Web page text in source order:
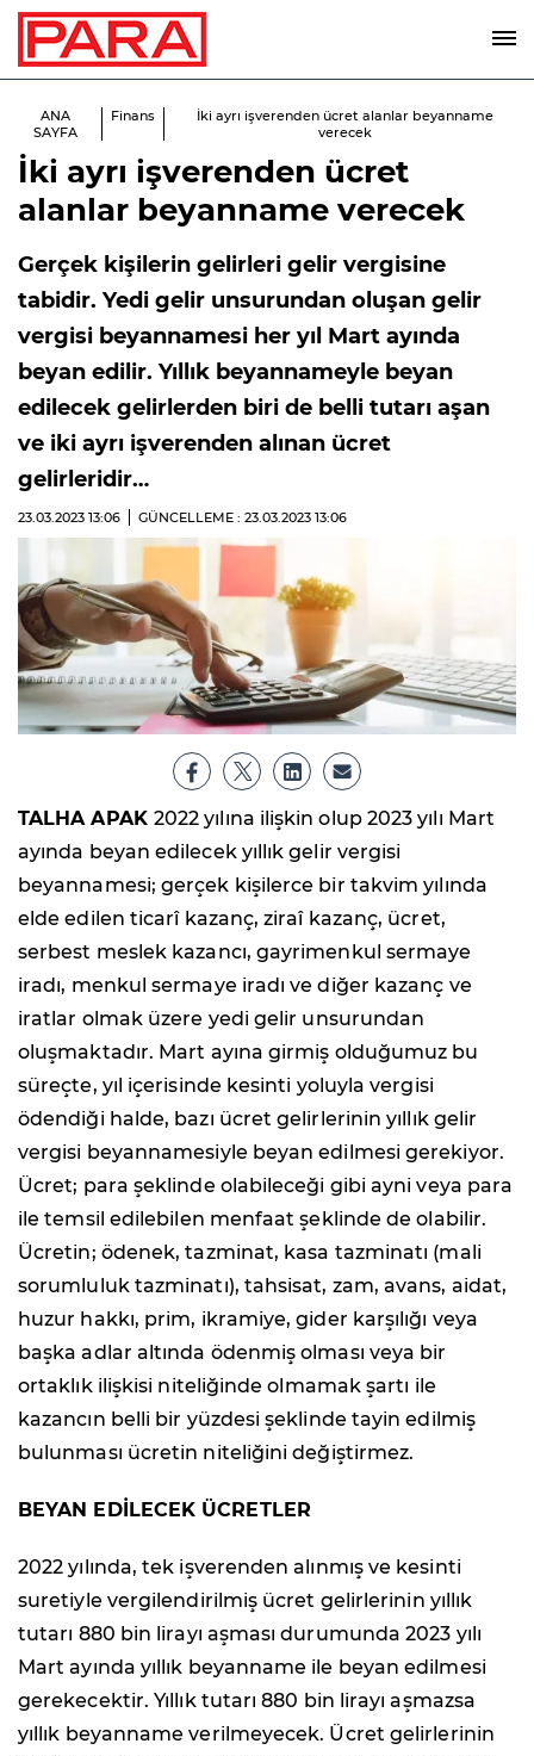
ANA
SAYFA
Finans
İki ayrı işverenden ücret alanlar beyanname
verecek
İki ayrı işverenden ücret
alanlar beyanname verecek
Gerçek kişilerin gelirleri gelir vergisine
tabidir. Yedi gelir unsurundan oluşan gelir
vergisi beyannamesi her yıl Mart ayında
beyan edilir. Yıllık beyannameyle beyan
edilecek gelirlerden biri de belli tutarı aşan
ve iki ayrı işverenden alınan ücret
gelirleridir…
23.03.2023 13:06 GÜNCELLEME : 23.03.2023 13:06
TALHA APAK 2022 yılına ilişkin olup 2023 yılı Mart
ayında beyan edilecek yıllık gelir vergisi
beyannamesi; gerçek kişilerce bir takvim yılında
elde edilen ticarî kazanç, ziraî kazanç, ücret,
serbest meslek kazancı, gayrimenkul sermaye
iradı, menkul sermaye iradı ve diğer kazanç ve
iratlar olmak üzere yedi gelir unsurundan
oluşmaktadır. Mart ayına girmiş olduğumuz bu
süreçte, yıl içerisinde kesinti yoluyla vergisi
ödendiği halde, bazı ücret gelirlerinin yıllık gelir
vergisi beyannamesiyle beyan edilmesi gerekiyor.
Ücret; para şeklinde olabileceği gibi ayni veya para
ile temsil edilebilen menfaat şeklinde de olabilir.
Ücretin; ödenek, tazminat, kasa tazminatı (mali
sorumluluk tazminatı), tahsisat, zam, avans, aidat,
huzur hakkı, prim, ikramiye, gider karşılığı veya
başka adlar altında ödenmiş olması veya bir
ortaklık ilişkisi niteliğinde olmamak şartı ile
kazancın belli bir yüzdesi şeklinde tayin edilmiş
bulunması ücretin niteliğini değiştirmez.
BEYAN EDİLECEK ÜCRETLER
2022 yılında, tek işverenden alınmış ve kesinti
suretiyle vergilendirilmiş ücret gelirlerinin yıllık
tutarı 880 bin lirayı aşması durumunda 2023 yılı
Mart ayında yıllık beyanname ile beyan edilmesi
gerekecektir. Yıllık tutarı 880 bin lirayı aşmazsa
yıllık beyanname verilmeyecek. Ücret gelirlerinin